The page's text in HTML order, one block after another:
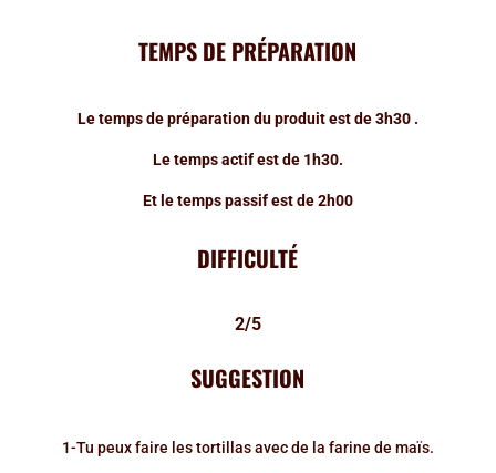
TEMPS DE PRÉPARATION
Le temps de préparation du produit est de 3h30 .
Le temps actif est de 1h30.
Et le temps passif est de 2h00
DIFFICULTÉ
2/5
SUGGESTION
1-Tu peux faire les tortillas avec de la farine de maïs.